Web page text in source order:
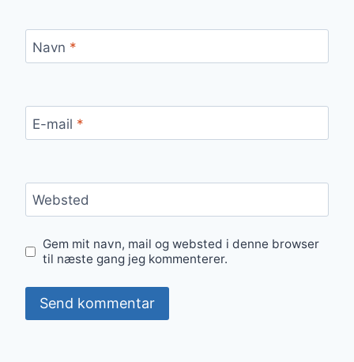
Navn *
E-mail *
Websted
Gem mit navn, mail og websted i denne browser
til næste gang jeg kommenterer.